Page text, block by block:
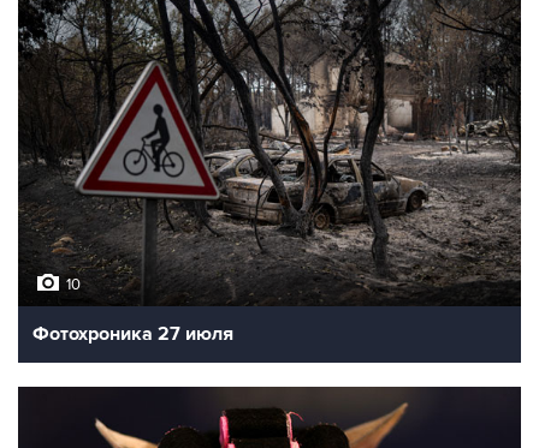
10
Фотохроника 27 июля